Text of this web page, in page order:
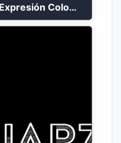
Expresión Colombia Radio en vivo 24/7